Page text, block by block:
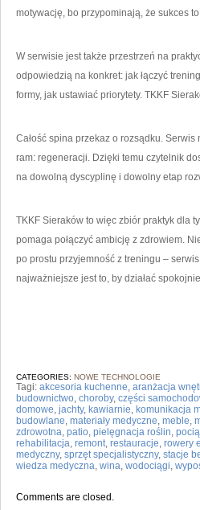
motywację, bo przypominają, że sukces
W serwisie jest także przestrzeń na
odpowiedzią na konkret: jak łączyć
formy, jak ustawiać priorytety. TKKF
Całość spina przekaz o rozsądku.
ram: regeneracji. Dzięki temu czytelnik
na dowolną dyscyplinę i dowolny etap
TKKF Sieraków to więc zbiór praktyk dla
pomaga połączyć ambicję z zdrowiem.
po prostu przyjemność z treningu –
najważniejsze jest to, by działać
CATEGORIES: NOWE TECHNOLOGIE
Tagi: akcesoria kuchenne, aranżacja
budownictwo, choroby, części
domowe, jachty, kawiarnie, komunikacja
budowlane, materiały medyczne, meble,
zdrowotna, patio, pielęgnacja roślin,
rehabilitacja, remont, restauracje, rowery
medyczny, sprzęt specjalistyczny, stacje
wiedza medyczna, wina, wodociągi,
Comments are closed.